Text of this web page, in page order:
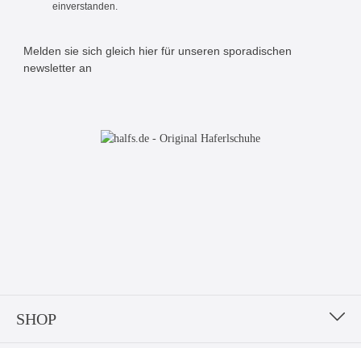
einverstanden.
Melden sie sich gleich hier für unseren sporadischen
newsletter an
SHOP